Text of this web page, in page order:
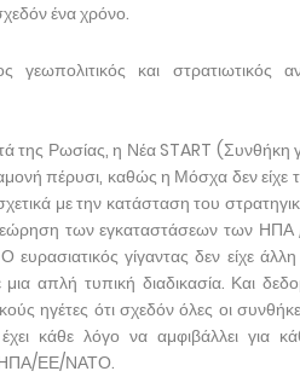
ένα χρόνο.
γεωπολιτικός και στρατιωτικός
Ρωσίας, η Νέα START (Συνθήκη
πέρυσι, καθώς η Μόσχα δεν είχε
με την κατάσταση του
των εγκαταστάσεων των
γίγαντας δεν είχε
απλή τυπική διαδικασία. Και
ηγέτες ότι σχεδόν όλες οι
κάθε λόγο να αμφιβάλλει για
ΗΠΑ/ΕΕ/ΝΑΤΟ.